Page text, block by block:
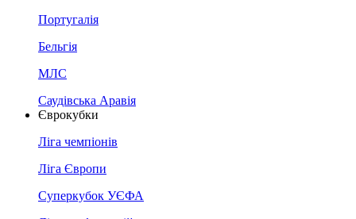
Португалія
Бельгія
МЛС
Саудівська Аравія
Єврокубки
Ліга чемпіонів
Ліга Європи
Суперкубок УЄФА